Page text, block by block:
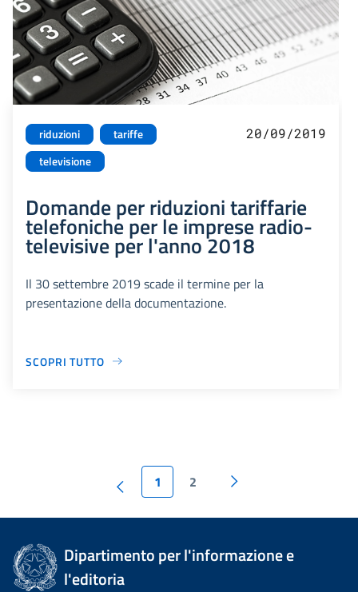
riduzioni
tariffe
televisione
20/09/2019
Domande per riduzioni tariffarie
telefoniche per le imprese radio-
televisive per l'anno 2018
Il 30 settembre 2019 scade il termine per la
presentazione della documentazione.
SCOPRI TUTTO
1 2
Dipartimento per l'informazione e
l'editoria